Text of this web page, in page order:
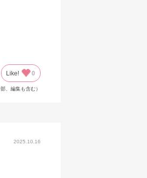
Like! 0
、編集も含む）
2025.10.16